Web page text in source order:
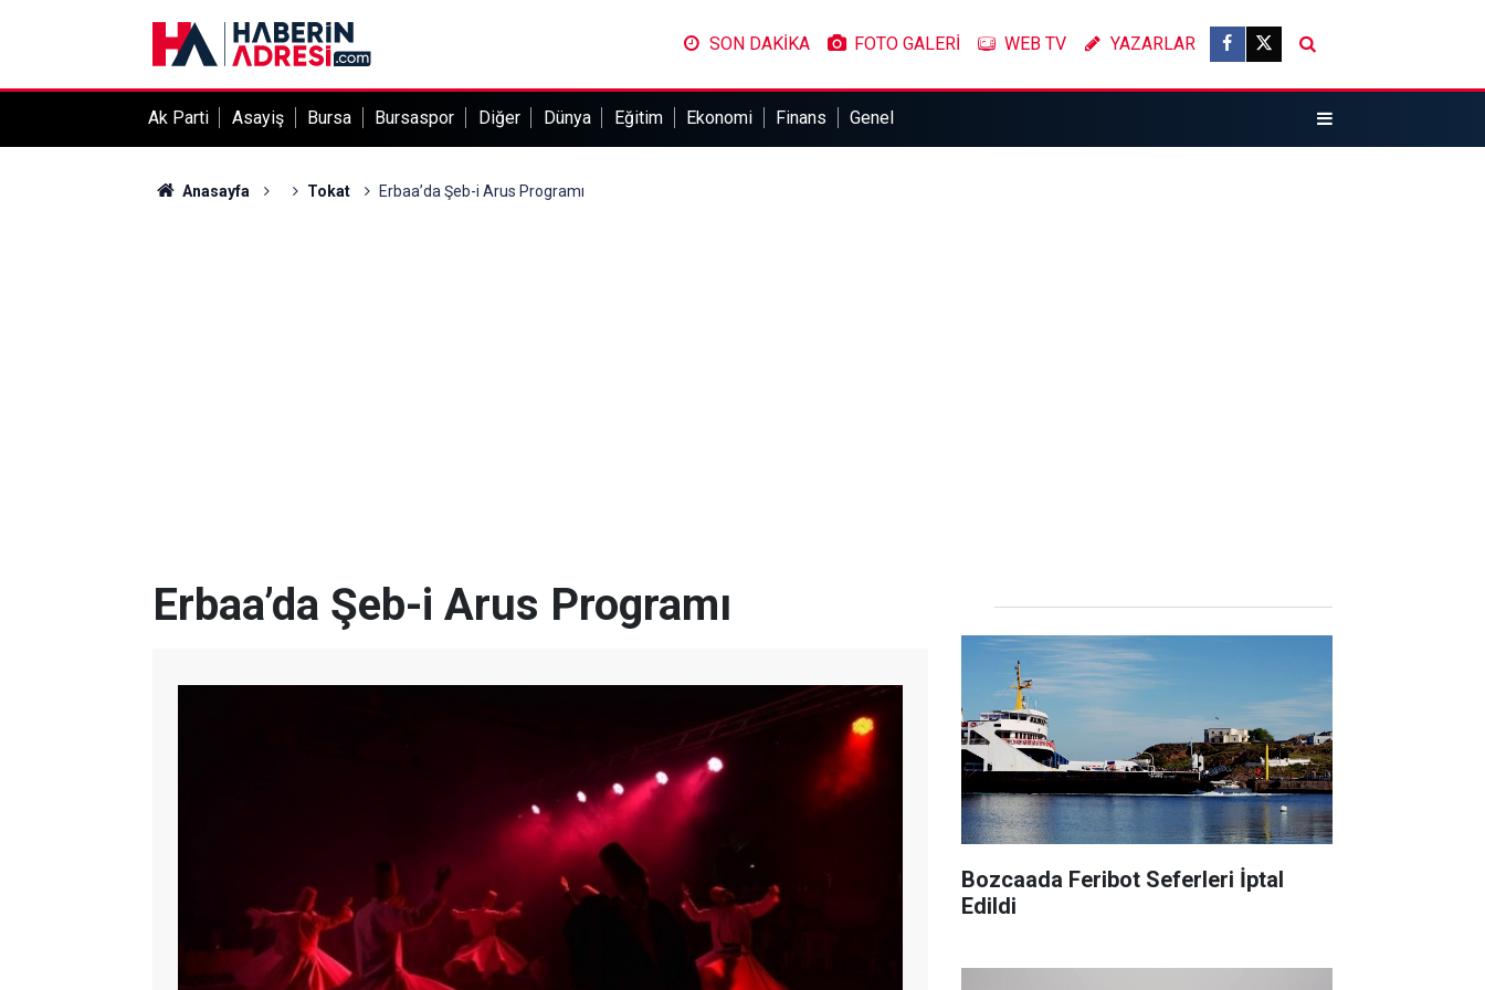
SON DAKİKA FOTO GALERİ WEB TV YAZARLAR
Ak Parti Asayiş Bursa Bursaspor Diğer Dünya Eğitim Ekonomi Finans Genel
Anasayfa Tokat Erbaa’da Şeb-i Arus Programı
Erbaa’da Şeb-i Arus Programı
Bozcaada Feribot Seferleri İptal
Edildi